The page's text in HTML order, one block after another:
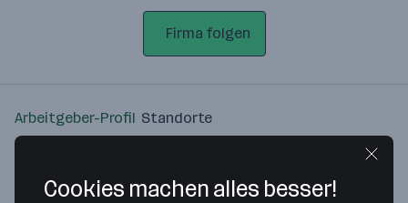
Firma folgen
Arbeitgeber-Profil Standorte
Cookies machen alles besser!